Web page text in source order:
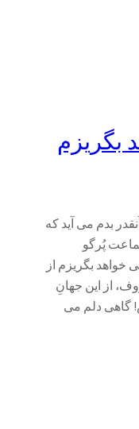
بگریزم
بدم می آید که
پُرگو
بگریزم از
از این جهانِ
گاهی دلم می